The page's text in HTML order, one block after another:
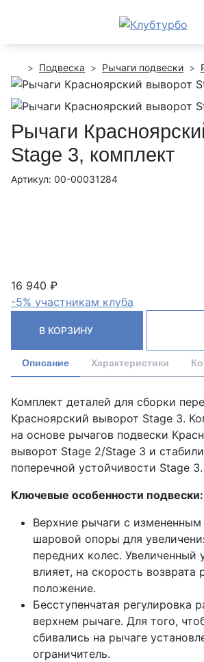
Подвеска Рычаги подвески
Рычаги
Stage 3, комплект
Артикул: 00-00031284
16 940 ₽
-5% участникам клуба
В КОРЗИНУ
Описание Характеристики
Комплект деталей для сборки
Красноярский выворот Stage 3.
на основе рычагов подвески
выворот Stage 2/Stage 3 и
поперечной устойчивости Stage 3.
Ключевые особенности подвески:
Верхние рычаги с
шаровой опоры для
передних колес. Увеличенный
влияет, на скорость возврата
положение.
Бесступенчатая регулировка
верхнем рычаге. Для того,
сбивались на рычаге
ограничитель.